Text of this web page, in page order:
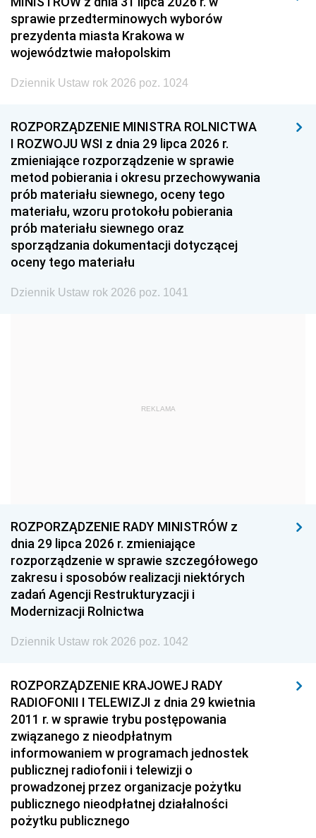
2008 2007
2005 2004
2002 2001
1999 1998
1993 1992 1991
1990 1989 1988
1987 1986 1985
1984 1983 1982
1981 1980
1978 1977
1975 1974
1959
1945 1944
1938 1937 1936
1935 1934
1932 1931
1929 1928
1923 1922
1920 1919 1918
sprawie przedterminowych wyborów
prezydenta miasta Krakowa w
województwie małopolskim
Dziennik Ustaw rok 2026 poz. 1024
ROZPORZĄDZENIE MINISTRA ROLNICTWA
I ROZWOJU WSI z dnia 29 lipca 2026 r.
zmieniające rozporządzenie w sprawie
metod pobierania i okresu przechowywania
prób materiału siewnego, oceny tego
materiału, wzoru protokołu pobierania
prób materiału siewnego oraz
sporządzania dokumentacji dotyczącej
oceny tego materiału
Dziennik Ustaw rok 2026 poz. 1041
REKLAMA
ROZPORZĄDZENIE RADY MINISTRÓW z
dnia 29 lipca 2026 r. zmieniające
rozporządzenie w sprawie szczegółowego
zakresu i sposobów realizacji niektórych
zadań Agencji Restrukturyzacji i
Modernizacji Rolnictwa
Dziennik Ustaw rok 2026 poz. 1042
ROZPORZĄDZENIE KRAJOWEJ RADY
RADIOFONII I TELEWIZJI z dnia 29 kwietnia
2011 r. w sprawie trybu postępowania
związanego z nieodpłatnym
informowaniem w programach jednostek
publicznej radiofonii i telewizji o
prowadzonej przez organizacje pożytku
publicznego nieodpłatnej działalności
pożytku publicznego